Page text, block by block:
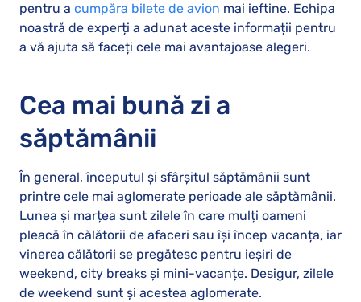
pentru a cumpăra bilete de avion mai ieftine. Echipa
noastră de experți a adunat aceste informații pentru
a vă ajuta să faceți cele mai avantajoase alegeri.
Cea mai bună zi a
săptămânii
În general, începutul și sfârșitul săptămânii sunt
printre cele mai aglomerate perioade ale săptămânii.
Lunea și marțea sunt zilele în care mulți oameni
pleacă în călătorii de afaceri sau își încep vacanța, iar
vinerea călătorii se pregătesc pentru ieșiri de
weekend, city breaks și mini-vacanțe. Desigur, zilele
de weekend sunt și acestea aglomerate.